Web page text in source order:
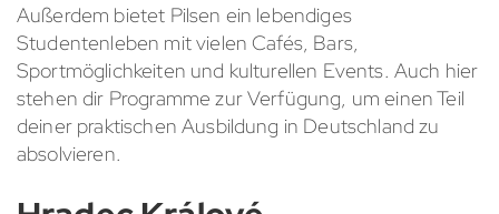
Außerdem bietet Pilsen ein lebendiges
Studentenleben mit vielen Cafés, Bars,
Sportmöglichkeiten und kulturellen Events. Auch hier
stehen dir Programme zur Verfügung, um einen Teil
deiner praktischen Ausbildung in Deutschland zu
absolvieren.